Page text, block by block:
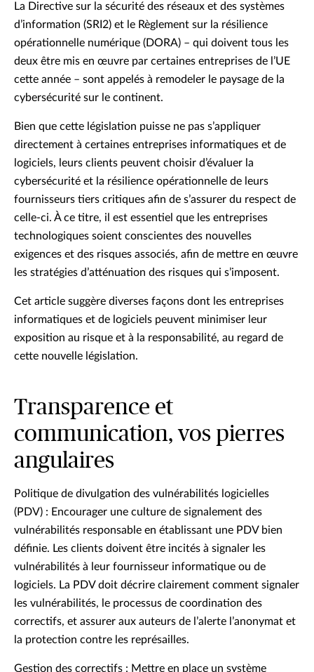
La Directive sur la sécurité des réseaux et des systèmes
d’information (SRI2) et le Règlement sur la résilience
opérationnelle numérique (DORA) – qui doivent tous les
deux être mis en œuvre par certaines entreprises de l’UE
cette année – sont appelés à remodeler le paysage de la
cybersécurité sur le continent.
Bien que cette législation puisse ne pas s’appliquer
directement à certaines entreprises informatiques et de
logiciels, leurs clients peuvent choisir d’évaluer la
cybersécurité et la résilience opérationnelle de leurs
fournisseurs tiers critiques afin de s’assurer du respect de
celle-ci. À ce titre, il est essentiel que les entreprises
technologiques soient conscientes des nouvelles
exigences et des risques associés, afin de mettre en œuvre
les stratégies d’atténuation des risques qui s’imposent.
Cet article suggère diverses façons dont les entreprises
informatiques et de logiciels peuvent minimiser leur
exposition au risque et à la responsabilité, au regard de
cette nouvelle législation.
Transparence et
communication, vos pierres
angulaires
Politique de divulgation des vulnérabilités logicielles
(PDV) : Encourager une culture de signalement des
vulnérabilités responsable en établissant une PDV bien
définie. Les clients doivent être incités à signaler les
vulnérabilités à leur fournisseur informatique ou de
logiciels. La PDV doit décrire clairement comment signaler
les vulnérabilités, le processus de coordination des
correctifs, et assurer aux auteurs de l’alerte l’anonymat et
la protection contre les représailles.
Gestion des correctifs : Mettre en place un système